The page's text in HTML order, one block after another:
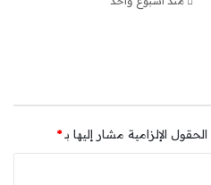
الحقول الإلزامية مشار إليها بـ*